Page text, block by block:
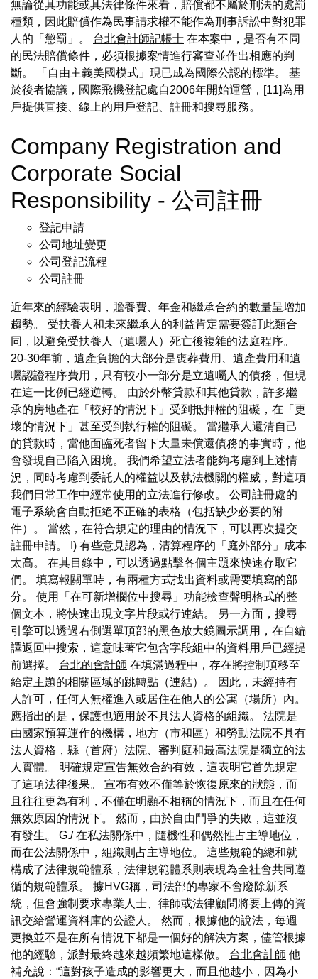
無論從其功能或其法律條件來看，賠償都不屬於刑法的處罰
種類，因此賠償作為民事請求權不能作為刑事訴訟中對犯罪
人的「懲罰」。 台北會計師記帳士 在本案中，是否有不同
的民法賠償條件，必須根據案情進行審查並作出相應的判
斷。 「自由主義美國模式」現已成為國際公認的標準。 基
於後者協議，國際飛機登記處自2006年開始運營，[11]為用
戶提供直接、線上的用戶登記、註冊和搜尋服務。
Company Registration and
Corporate Social
Responsibility - 公司註冊
登記申請
公司地址變更
公司登記流程
公司註冊
近年來的經驗表明，贍養費、年金和繼承合約的數量呈增加
趨勢。 受扶養人和未來繼承人的利益肯定需要簽訂此類合
同，以避免受扶養人（遺囑人）死亡後複雜的法庭程序。
20-30年前，遺產負擔的大部分是喪葬費用、遺產費用和遺
囑認證程序費用，只有較小一部分是立遺囑人的債務，但現
在這一比例已經逆轉。 由於外幣貸款和其他貸款，許多繼
承的房地產在「較好的情況下」受到抵押權的阻礙，在「更
壞的情況下」甚至受到執行權的阻礙。 當繼承人還清自己
的貸款時，當他面臨死者留下大量未償還債務的事實時，他
會發現自己陷入困境。 我們希望立法者能夠考慮到上述情
況，同時考慮到委託人的權益以及執法機關的權威，對這項
我們日常工作中經常使用的立法進行修改。 公司註冊處的
電子系統會自動拒絕不正確的表格（包括缺少必要的附
件）。 當然，在符合規定的理由的情況下，可以再次提交
註冊申請。 I) 有些意見認為，清算程序的「庭外部分」成本
太高。 在其目錄中，可以透過點擊各個主題來快速存取它
們。 填寫報關單時，有兩種方式找出資料或需要填寫的部
分。 使用「在可新增欄位中搜尋」功能檢查聲明格式的整
個文本，將快速出現文字片段或行連結。 另一方面，搜尋
引擎可以透過右側選單頂部的黑色放大鏡圖示調用，在自編
譯返回中搜索，這意味著它包含字段組中的資料用戶已經提
前選擇。 台北的會計師 在填滿過程中，存在將控制項移至
給定主題的相關區域的跳轉點（連結）。 因此，未經持有
人許可，任何人無權進入或居住在他人的公寓（場所）內。
應指出的是，保護也適用於不具法人資格的組織。 法院是
由國家預算運作的機構，地方（市和區）和勞動法院不具有
法人資格，縣（首府）法院、審判庭和最高法院是獨立的法
人實體。 明確規定宣告無效合約有效，這表明它首先規定
了這項法律後果。 宣布有效不僅等於恢復原來的狀態，而
且往往更為有利，不僅在明顯不相稱的情況下，而且在任何
無效原因的情況下。 然而，由於自由鬥爭的失敗，這並沒
有發生。 G./ 在私法關係中，隨機性和偶然性占主導地位，
而在公法關係中，組織則占主導地位。 這些規範的總和就
構成了法律規範體系，法律規範體系則表現為全社會共同遵
循的規範體系。 據HVG稱，司法部的專家不會廢除新系
統，但會強制要求專業人士、律師或法律顧問將要上傳的資
訊交給營運資料庫的公證人。 然而，根據他的說法，每週
更換並不是在所有情況下都是一個好的解決方案，儘管根據
他的經驗，派對最終越來越頻繁地這樣做。 台北會計師 他
補充說：“這對孩子造成的影響更大，而且他越小，因為小